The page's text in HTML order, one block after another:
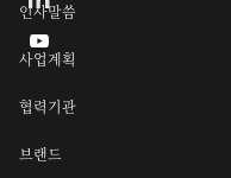
인사말씀
사업계획
협력기관
브랜드
